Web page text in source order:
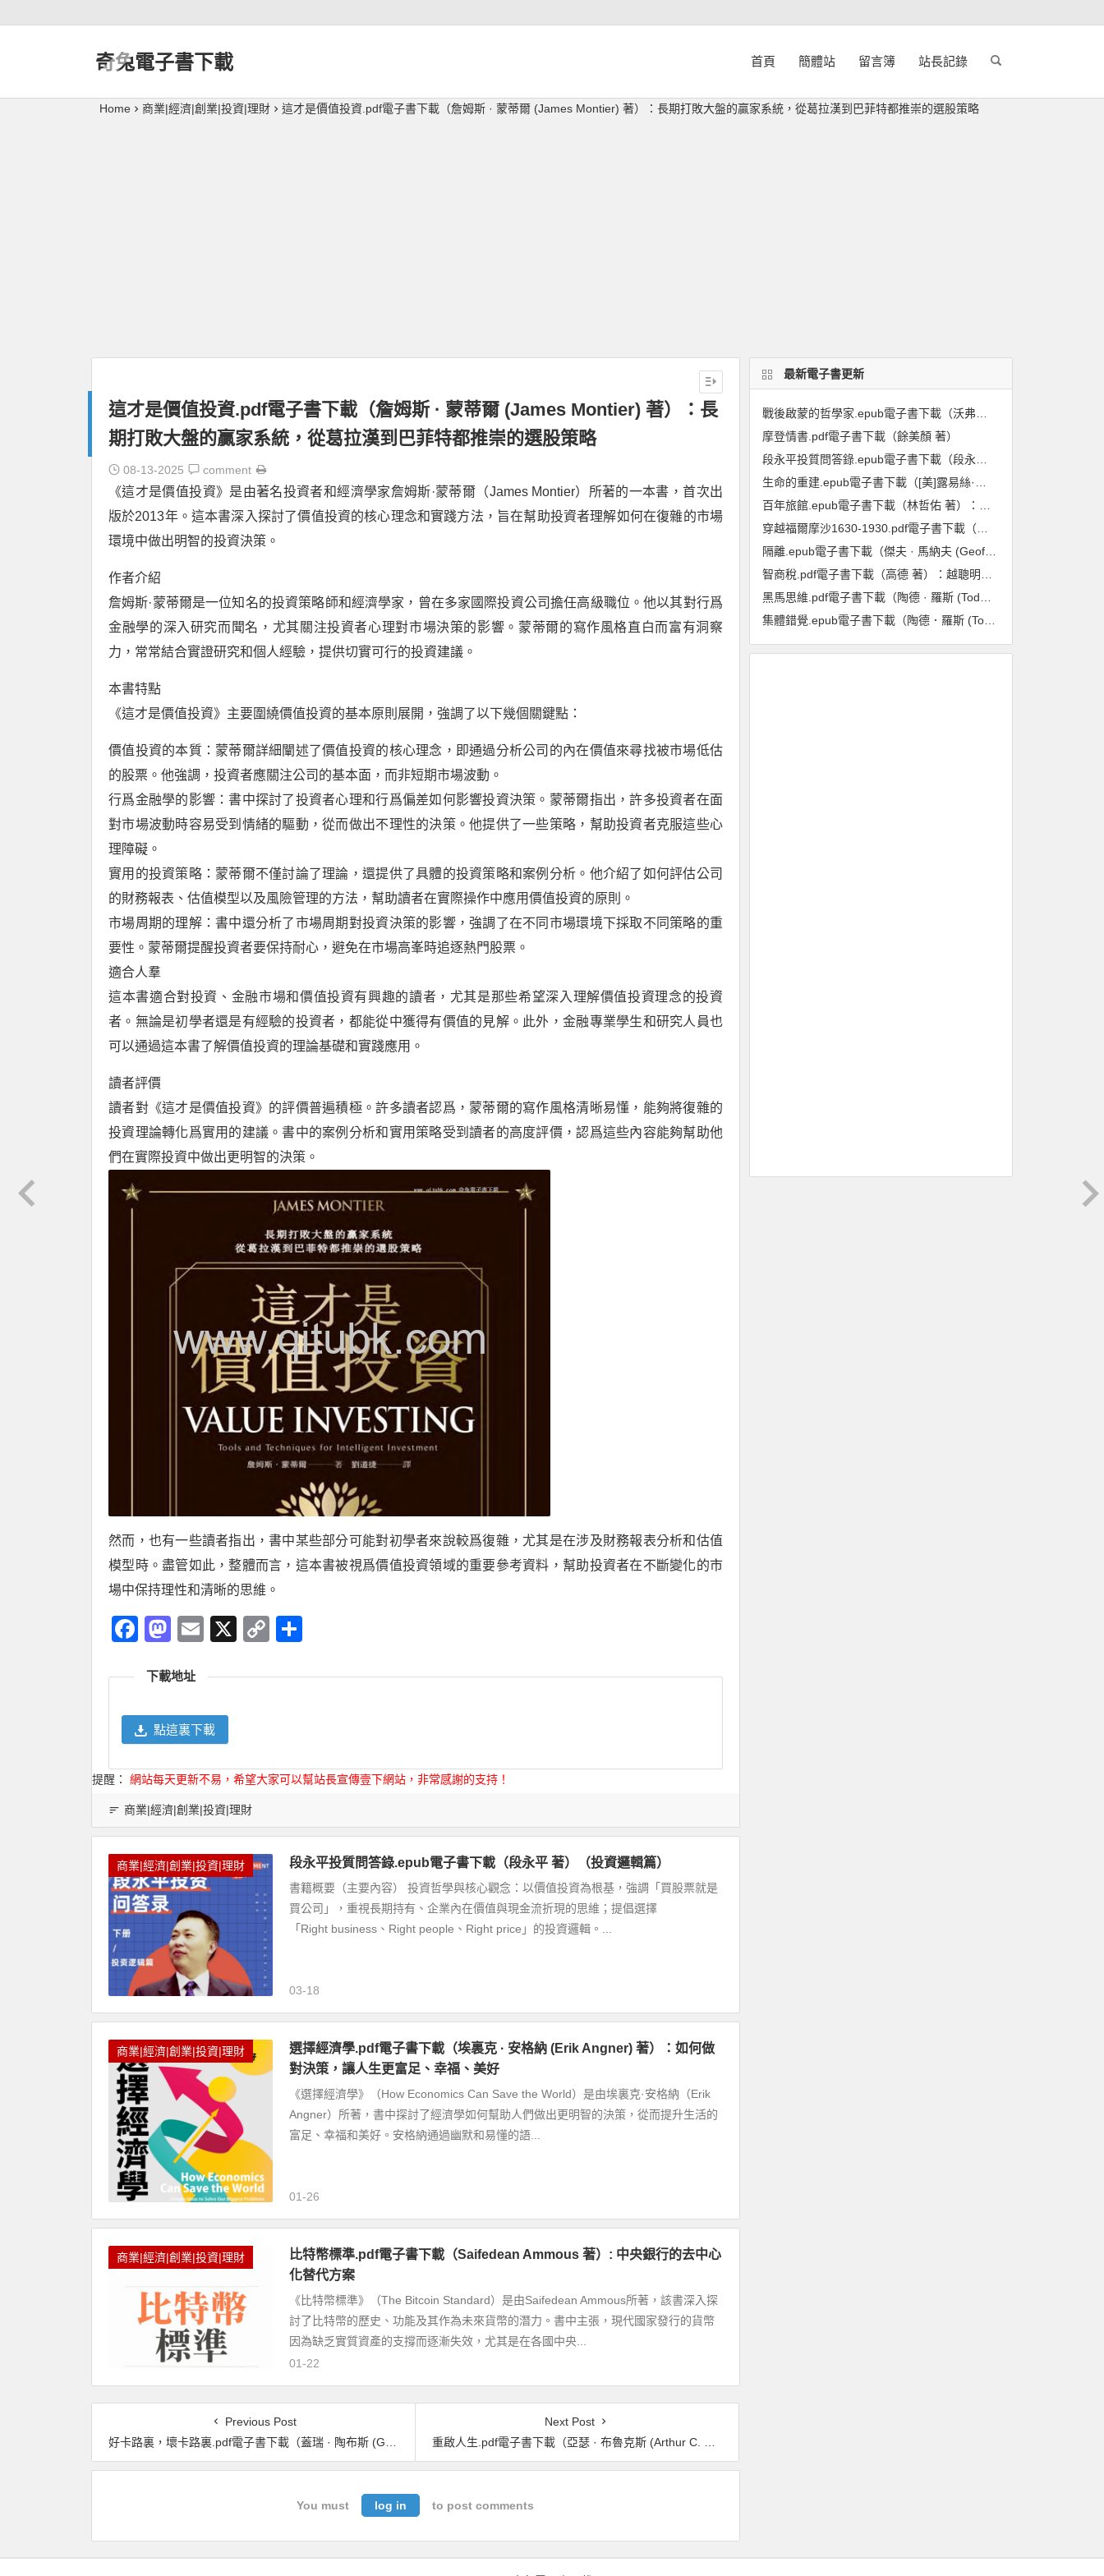
奇兔電子書下載 首頁 簡體站 留言簿 站長記錄
Home 商業|經濟|創業|投資|理財 這才是價值投資.pdf電子書下載（詹姆斯 · 蒙蒂爾 (James Montier) 著）：長期打敗大盤的贏家系統，從葛拉漢到巴菲特都推崇的選股策略
這才是價值投資.pdf電子書下載（詹姆斯 · 蒙蒂爾 (James Montier) 著）：長
期打敗大盤的贏家系統，從葛拉漢到巴菲特都推崇的選股策略
08-13-2025 comment
《這才是價值投資》是由著名投資者和經濟學家詹姆斯·蒙蒂爾（James Montier）所著的一本書，首次出
版於2013年。這本書深入探討了價值投資的核心理念和實踐方法，旨在幫助投資者理解如何在復雜的市場
環境中做出明智的投資決策。
作者介紹
詹姆斯·蒙蒂爾是一位知名的投資策略師和經濟學家，曾在多家國際投資公司擔任高級職位。他以其對行爲
金融學的深入研究而聞名，尤其關注投資者心理對市場決策的影響。蒙蒂爾的寫作風格直白而富有洞察
力，常常結合實證研究和個人經驗，提供切實可行的投資建議。
本書特點
《這才是價值投資》主要圍繞價值投資的基本原則展開，強調了以下幾個關鍵點：
價值投資的本質：蒙蒂爾詳細闡述了價值投資的核心理念，即通過分析公司的內在價值來尋找被市場低估
的股票。他強調，投資者應關注公司的基本面，而非短期市場波動。
行爲金融學的影響：書中探討了投資者心理和行爲偏差如何影響投資決策。蒙蒂爾指出，許多投資者在面
對市場波動時容易受到情緒的驅動，從而做出不理性的決策。他提供了一些策略，幫助投資者克服這些心
理障礙。
實用的投資策略：蒙蒂爾不僅討論了理論，還提供了具體的投資策略和案例分析。他介紹了如何評估公司
的財務報表、估值模型以及風險管理的方法，幫助讀者在實際操作中應用價值投資的原則。
市場周期的理解：書中還分析了市場周期對投資決策的影響，強調了在不同市場環境下採取不同策略的重
要性。蒙蒂爾提醒投資者要保持耐心，避免在市場高峯時追逐熱門股票。
適合人羣
這本書適合對投資、金融市場和價值投資有興趣的讀者，尤其是那些希望深入理解價值投資理念的投資
者。無論是初學者還是有經驗的投資者，都能從中獲得有價值的見解。此外，金融專業學生和研究人員也
可以通過這本書了解價值投資的理論基礎和實踐應用。
讀者評價
讀者對《這才是價值投資》的評價普遍積極。許多讀者認爲，蒙蒂爾的寫作風格清晰易懂，能夠將復雜的
投資理論轉化爲實用的建議。書中的案例分析和實用策略受到讀者的高度評價，認爲這些內容能夠幫助他
們在實際投資中做出更明智的決策。
然而，也有一些讀者指出，書中某些部分可能對初學者來說較爲復雜，尤其是在涉及財務報表分析和估值
模型時。盡管如此，整體而言，這本書被視爲價值投資領域的重要參考資料，幫助投資者在不斷變化的市
場中保持理性和清晰的思維。
Facebook
Mastodon
Email
X
Copy
下載地址
點這裏下載
提醒： 網站每天更新不易，希望大家可以幫站長宣傳壹下網站，非常感謝的支持！
商業|經濟|創業|投資|理財
商業|經濟|創業|投資|理財 段永平投質問答錄.epub電子書下載（段永平 著）（投資邏輯篇）
書籍概要（主要內容） 投資哲學與核心觀念：以價值投資為根基，強調「買股票就是
買公司」，重視長期持有、企業內在價值與現金流折現的思維；提倡選擇
「Right business、Right people、Right price」的投資邏輯。...
03-18
商業|經濟|創業|投資|理財
選擇經濟學.pdf電子書下載（埃裏克 · 安格納 (Erik Angner) 著）：如何做
對決策，讓人生更富足、幸福、美好
《選擇經濟學》（How Economics Can Save the World）是由埃裏克·安格納（Erik
Angner）所著，書中探討了經濟學如何幫助人們做出更明智的決策，從而提升生活的
富足、幸福和美好。安格納通過幽默和易懂的語...
01-26
商業|經濟|創業|投資|理財
比特幣標準.pdf電子書下載（Saifedean Ammous 著）: 中央銀行的去中心
化替代方案
《比特幣標準》（The Bitcoin Standard）是由Saifedean Ammous所著，該書深入探
討了比特幣的歷史、功能及其作為未來貨幣的潛力。書中主張，現代國家發行的貨幣
因為缺乏實質資產的支撐而逐漸失效，尤其是在各國中央...
01-22
Previous Post
好卡路裏，壞卡路裏.pdf電子書下載（蓋瑞 · 陶布斯 (Gary Taubes) 著）：醫師、營養專家、生酮高手都在研究的碳水化合物、脂肪的驚人真相！
Next Post
重啟人生.pdf電子書下載（亞瑟 · 布魯克斯 (Arthur C. Brooks) 著）：一個哈佛教授的生命領悟，給你把餘生過好的簡單建議
You must log in to post comments
最新電子書更新
摩登情書.pdf電子書下載（餘美顏 著）